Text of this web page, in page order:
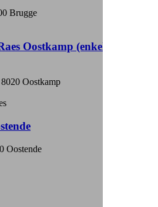
Brugge
Oostkamp (enkel
Oostkamp
Oostende